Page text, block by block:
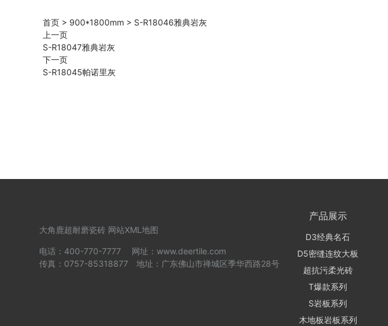
首页 > 900*1800mm > S-R18046雅典岩灰
上一页
S-R18047雅典岩灰
下一页
S-R18045帕诺里灰
大角鹿超耐磨瓷砖 网站XML地图
电话：400-770-7777 网址：www.deertile.com
传真：0757-85318877 地址：广东佛山市禅城区季华西路28号
产品展示
D3经典名石
D5密缝连纹大板
超抗污柔光砖
T爆款系列
S岩板系列
木地板岩板系列